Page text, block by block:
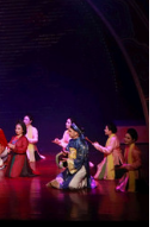
nguồn lực
lực sáng tạo,